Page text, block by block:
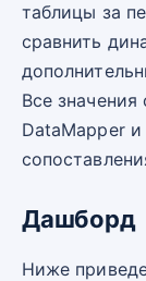
таблицы за
сравнить
Все
DataMapper и
Дашборд
Ниже